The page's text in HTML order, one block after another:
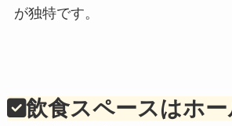
が独特です。
飲食スペースはホ